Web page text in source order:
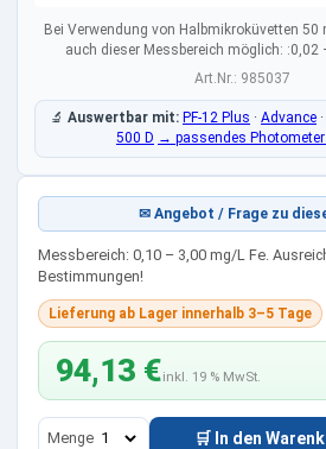
Bei Verwendung von Halbmikroküvetten
auch dieser Messbereich möglich: :0,02
Art.Nr.: 985037
🔬 Auswertbar mit: PF-12 Plus · Advance ·
500 D → passendes Photometer
✉ Angebot / Frage zu
Messbereich: 0,10 – 3,00 mg/L Fe.
Bestimmungen!
Lieferung ab Lager innerhalb 3–5 Tage
94,13 €inkl. 19 % MwSt.
Menge 🛒 In den